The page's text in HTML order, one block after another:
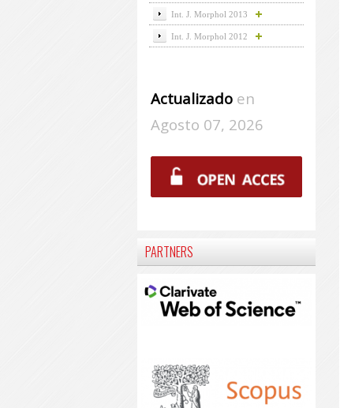
Int. J. Morphol 2013
Int. J. Morphol 2012
Actualizadoen
Agosto 07, 2026
PARTNERS